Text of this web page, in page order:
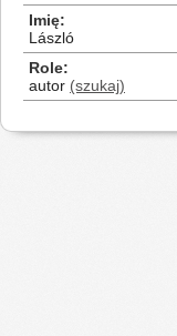
Imię
László
Role
autor (szukaj)